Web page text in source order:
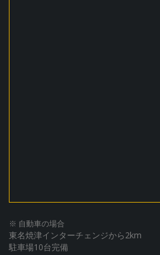
※ 自動車の場合
東名焼津インターチェンジから2km
駐車場10台完備